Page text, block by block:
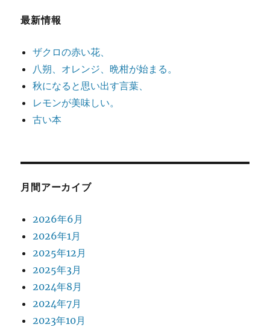
最新情報
ザクロの赤い花、
八朔、オレンジ、晩柑が始まる。
秋になると思い出す言葉、
レモンが美味しい。
古い本
月間アーカイブ
2026年6月
2026年1月
2025年12月
2025年3月
2024年8月
2024年7月
2023年10月